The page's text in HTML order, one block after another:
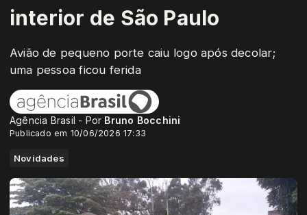
interior de São Paulo
Avião de pequeno porte caiu logo após decolar;
uma pessoa ficou ferida
Agência Brasil - Por Bruno Bocchini
Publicado em 10/06/2026 17:33
Novidades